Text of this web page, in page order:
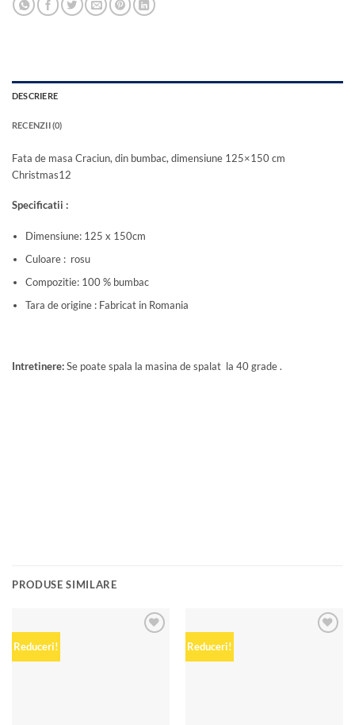
DESCRIERE
RECENZII (0)
Fata de masa Craciun, din bumbac, dimensiune 125×150 cm
Christmas12
Specificatii :
Dimensiune: 125 x 150cm
Culoare : rosu
Compozitie: 100 % bumbac
Tara de origine : Fabricat in Romania
Intretinere:Se poate spala la masina de spalat la 40 grade .
PRODUSE SIMILARE
Reduceri! Reduceri!